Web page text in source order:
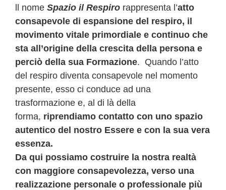
ll nome Spazio il Respiro rappresenta l’atto
consapevole di espansione del respiro, il
movimento vitale primordiale e continuo che
sta all’origine della crescita della persona e
perciò della sua Formazione. Quando l’atto
del respiro diventa consapevole nel momento
presente, esso ci conduce ad una
trasformazione e, al di là della
forma, riprendiamo contatto con uno spazio
autentico del nostro Essere e con la sua vera
essenza.
Da qui possiamo costruire la nostra realtà
con maggiore consapevolezza, verso una
realizzazione personale o professionale più